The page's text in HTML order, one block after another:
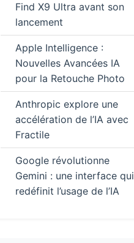
Find X9 Ultra avant son
lancement
Apple Intelligence :
Nouvelles Avancées IA
pour la Retouche Photo
Anthropic explore une
accélération de l’IA avec
Fractile
Google révolutionne
Gemini : une interface qui
redéfinit l’usage de l’IA